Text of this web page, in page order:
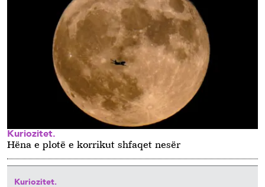
Kuriozitet.
Hëna e plotë e korrikut shfaqet nesër
Kuriozitet.